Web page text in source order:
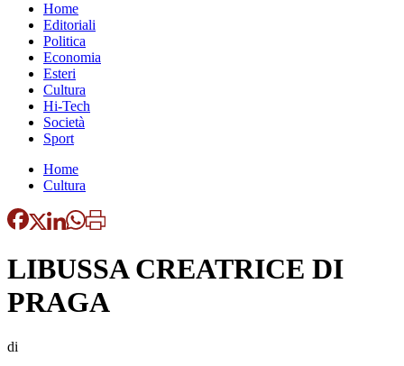
Home
Editoriali
Politica
Economia
Esteri
Cultura
Hi-Tech
Società
Sport
Home
Cultura
LIBUSSA CREATRICE DI
PRAGA
di